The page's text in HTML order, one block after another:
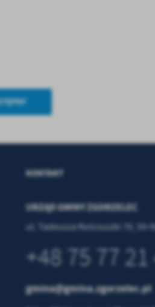
KONTAKT
URZĄD GMINY ZGORZELEC
ul. Tadeusza Kościuszki 70, 59-
+48 75 77
gmina@gmina.zgorzelec.pl